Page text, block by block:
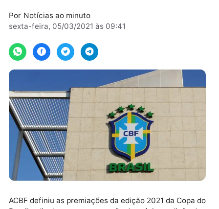
Grupos 2 e 3
sexta-feira, 05/03/2021 às 09:41